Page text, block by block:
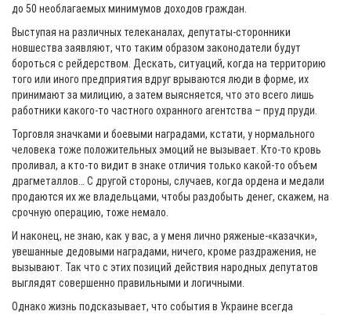
до 50 необлагаемых минимумов доходов граждан.
Выступая на различных телеканалах, депутаты-сторонники
новшества заявляют, что таким образом законодатели будут
бороться с рейдерством. Дескать, ситуаций, когда на территорию
того или иного предприятия вдруг врываются люди в форме, их
принимают за милицию, а затем выясняется, что это всего лишь
работники какого-то частного охранного агентства – пруд пруди.
Торговля значками и боевыми наградами, кстати, у нормального
человека тоже положительных эмоций не вызывает. Кто-то кровь
проливал, а кто-то видит в знаке отличия только какой-то объем
драгметаллов… С другой стороны, случаев, когда ордена и медали
продаются их же владельцами, чтобы раздобыть денег, скажем, на
срочную операцию, тоже немало.
И наконец, не знаю, как у вас, а у меня лично ряженые-«казачки»,
увешанные дедовыми наградами, ничего, кроме раздражения, не
вызывают. Так что с этих позиций действия народных депутатов
выглядят совершенно правильными и логичными.
Однако жизнь подсказывает, что события в Украине всегда